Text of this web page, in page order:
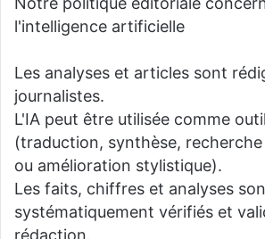
l'intelligence artificielle
Les analyses et articles sont
journalistes.
L'IA peut être utilisée comme
(traduction, synthèse,
ou amélioration stylistique).
Les faits, chiffres et analyses
systématiquement vérifiés et
rédaction.